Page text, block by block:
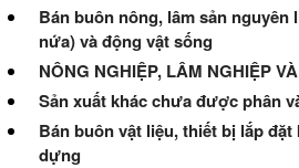
Bán buôn nông, lâm sản nguyên
nứa) và động vật sống
NÔNG NGHIỆP, LÂM NGHIỆP
Sản xuất khác chưa được phân
Bán buôn vật liệu, thiết bị lắp
dựng